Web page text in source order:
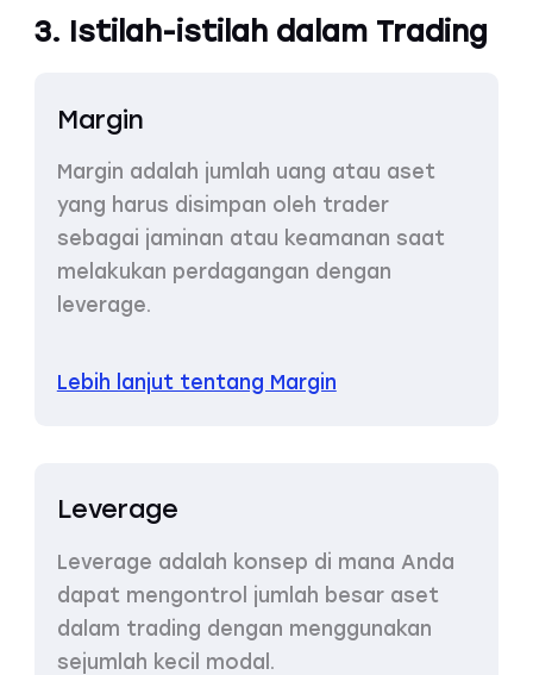
3. Istilah-istilah dalam Trading
Margin
Margin adalah jumlah uang atau aset
yang harus disimpan oleh trader
sebagai jaminan atau keamanan saat
melakukan perdagangan dengan
leverage.
Lebih lanjut tentang Margin
Leverage
Leverage adalah konsep di mana Anda
dapat mengontrol jumlah besar aset
dalam trading dengan menggunakan
sejumlah kecil modal.